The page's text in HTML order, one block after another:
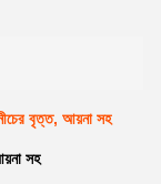
বৃত্ত, আয়না সহ
সহ